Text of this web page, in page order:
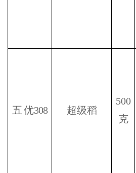
五优308 超级稻
500
克